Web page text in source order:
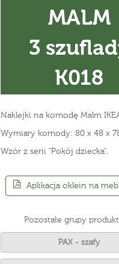
MALM
3
K018
Naklejki na komodę Malm
Wymiary komody: 80 x 48 x
Wzór z serii "Pokój dziecka".
Aplikacja oklein na
Pozostałe grupy
PAX - szafy